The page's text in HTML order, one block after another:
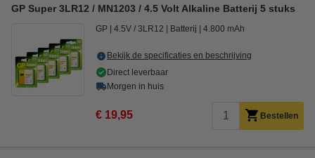
GP Super 3LR12 / MN1203 / 4.5 Volt Alkaline Batterij 5 stuks
GP 4.5V / 3LR12 Batterij 4.800 mAh
Bekijk de specificaties en beschrijving
Direct leverbaar
Morgen in huis
€ 19,95 Bestellen